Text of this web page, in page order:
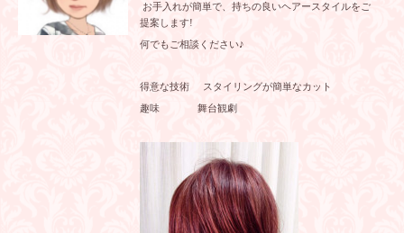
お手入れが簡単で、持ちの良いヘアースタイルをご
提案します!
何でもご相談ください♪
得意な技術 スタイリングが簡単なカット
趣味 舞台観劇